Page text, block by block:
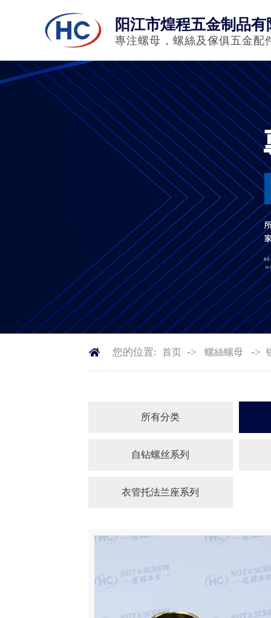
阳江市煌程五金制品有
專注螺母，螺絲及傢俱五金配
您的位置: 首页 -> 螺絲螺母 ->
所有分类
自钻螺丝系列
衣管托法兰座系列